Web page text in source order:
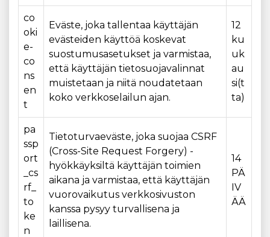
co
oki
e-
co
ns
en
t
Eväste, joka tallentaa käyttäjän
evästeiden käyttöä koskevat
suostumusasetukset ja varmistaa,
että käyttäjän tietosuojavalinnat
muistetaan ja niitä noudatetaan
koko verkkoselailun ajan.
12
ku
uk
au
si(t
ta)
pa
ssp
ort
_cs
rf_
to
ke
n
Tietoturvaeväste, joka suojaa CSRF
(Cross-Site Request Forgery) -
hyökkäyksiltä käyttäjän toimien
aikana ja varmistaa, että käyttäjän
vuorovaikutus verkkosivuston
kanssa pysyy turvallisena ja
laillisena.
14
PÄ
IV
ÄÄ